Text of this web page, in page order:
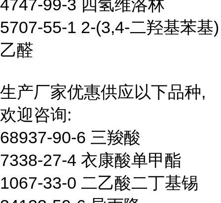
4747-99-3 四氢维洛林
5707-55-1 2-(3,4-二羟基苯基)
乙醛
生产厂家优惠供应以下品种,
欢迎咨询:
68937-90-6 三羧酸
7338-27-4 衣康酸单甲酯
1067-33-0 二乙酸二丁基锡